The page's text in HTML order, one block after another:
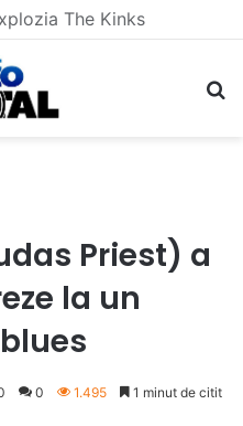
Priest) a
la un
0 1.495 1 minut de citit